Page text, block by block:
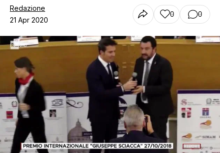
Chi siamo
Contatti
Redazione
21 Apr 2020
0 0